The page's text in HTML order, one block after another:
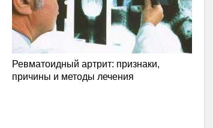
Ревматоидный артрит: признаки,
причины и методы лечения